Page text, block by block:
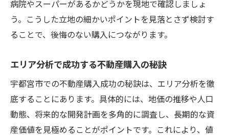
病院やスーパーがあるかどうかを現地で確認しましょ
う。こうした立地の細かいポイントを見落とさず検討す
ることで、後悔のない購入につながります。
エリア分析で成功する不動産購入の秘訣
宇都宮市での不動産購入成功の秘訣は、エリア分析を徹
底することにあります。具体的には、地価の推移や人口
動態、将来的な開発計画を多角的に調査し、長期的な資
産価値を見極めることがポイントです。これにより、値